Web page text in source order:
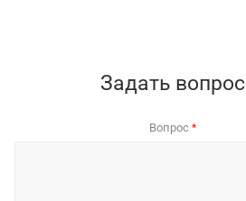
Задать вопрос
Вопрос *